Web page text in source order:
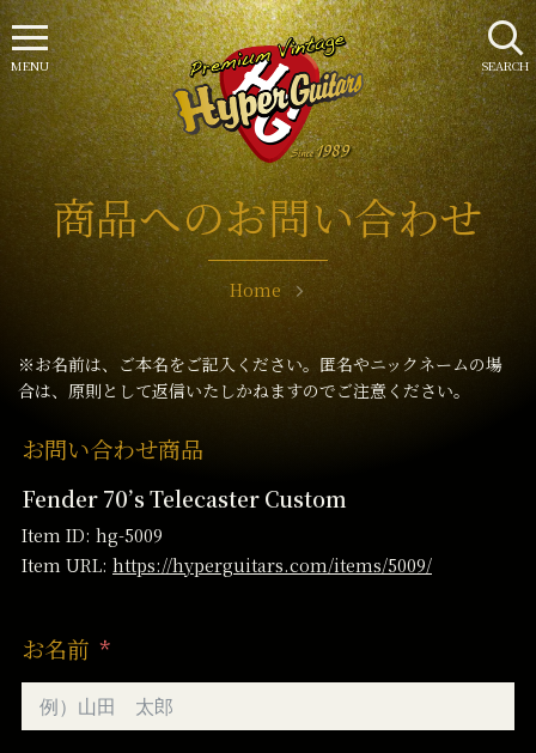
商品へのお問い合わせ
Home
※お名前は、ご本名をご記入ください。匿名やニックネームの場
合は、原則として返信いたしかねますのでご注意ください。
お問い合わせ商品
Fender 70’s Telecaster Custom
Item ID: hg-5009
Item URL: https://hyperguitars.com/items/5009/
お名前
SEARCH
MENU